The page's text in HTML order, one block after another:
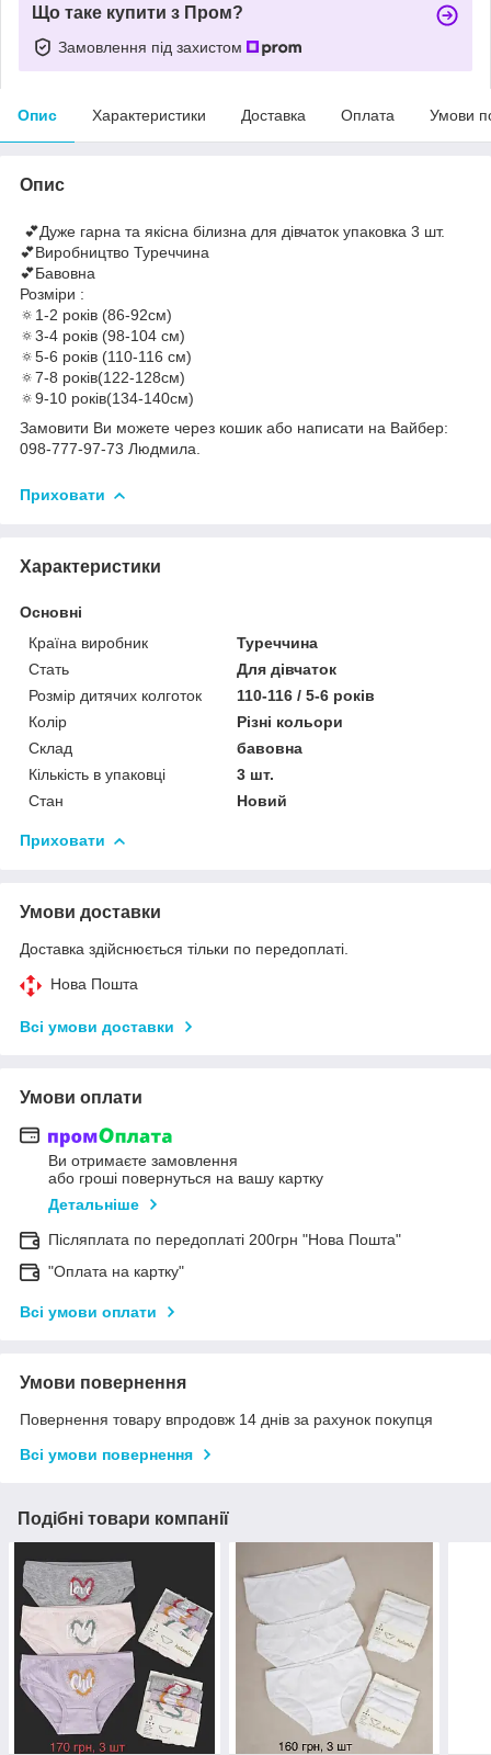
Що таке купити з Пром?
Замовлення під захистом
Опис Характеристики Доставка Оплата Умови
Опис
💕Дуже гарна та якісна білизна для дівчаток упаковка 3 шт.
💕Виробництво Туреччина
💕Бавовна
Розміри :
🔅1-2 років (86-92см)
🔅3-4 років (98-104 см)
🔅5-6 років (110-116 см)
🔅7-8 років(122-128см)
🔅9-10 років(134-140см)
Замовити Ви можете через кошик або написати на Вайбер:
098-777-97-73 Людмила.
Приховати
Характеристики
Основні
Країна виробник
Туреччина
Стать
Для дівчаток
Розмір дитячих колготок
110-116 / 5-6 років
Колір
Різні кольори
Склад
бавовна
Кількість в упаковці
3 шт.
Стан
Новий
Приховати
Умови доставки
Доставка здійснюється тільки по передоплаті.
Нова Пошта
Всі умови доставки
Умови оплати
Ви отримаєте замовлення
або гроші повернуться на вашу картку
Детальніше
Післяплата по передоплаті 200грн "Нова Пошта"
"Оплата на картку"
Всі умови оплати
Умови повернення
Повернення товару впродовж 14 днів за рахунок покупця
Всі умови повернення
Подібні товари компанії